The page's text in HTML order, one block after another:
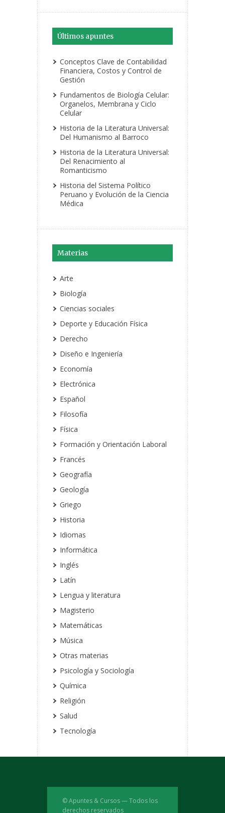
Últimos apuntes
Conceptos Clave de Contabilidad
Financiera, Costos y Control de
Gestión
Fundamentos de Biología Celular:
Organelos, Membrana y Ciclo
Celular
Historia de la Literatura Universal:
Del Humanismo al Barroco
Historia de la Literatura Universal:
Del Renacimiento al
Romanticismo
Historia del Sistema Político
Peruano y Evolución de la Ciencia
Médica
Materias
Arte
Biología
Ciencias sociales
Deporte y Educación Física
Derecho
Diseño e Ingeniería
Economía
Electrónica
Español
Filosofía
Física
Formación y Orientación Laboral
Francés
Geografía
Geología
Griego
Historia
Idiomas
Informática
Inglés
Latín
Lengua y literatura
Magisterio
Matemáticas
Música
Otras materias
Psicología y Sociología
Química
Religión
Salud
Tecnología
© Apuntes & Cursos — Todos los
derechos reservados